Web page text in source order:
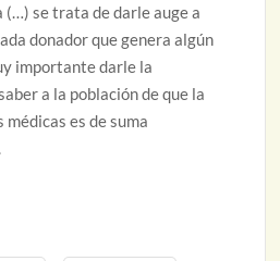
se trata de darle auge a
donador que genera algún
importante darle la
a la población de que la
es de suma